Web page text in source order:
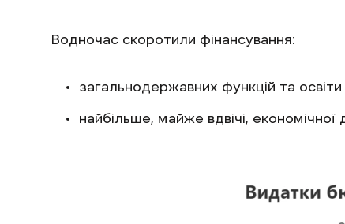
Водночас скоротили фінансування:
загальнодержавних функцій та освіти
найбільше, майже вдвічі,